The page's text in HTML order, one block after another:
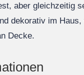
aber gleichzeitig
dekorativ im
Decke.